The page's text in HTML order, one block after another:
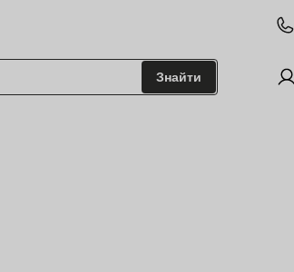
Знайти